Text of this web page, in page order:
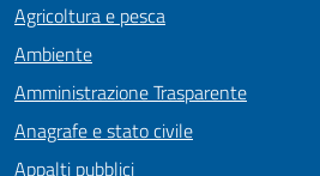
Agricoltura e pesca
Ambiente
Amministrazione Trasparente
Anagrafe e stato civile
Appalti pubblici